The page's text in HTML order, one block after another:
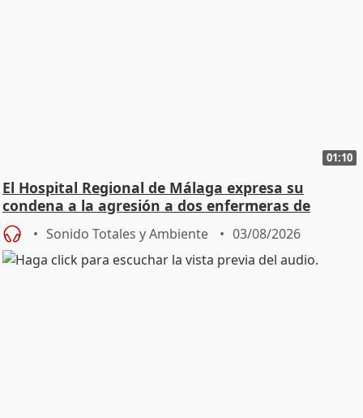
01:10
El Hospital Regional de Málaga expresa su
condena a la agresión a dos enfermeras de
Urgencias
Sonido Totales y Ambiente 03/08/2026